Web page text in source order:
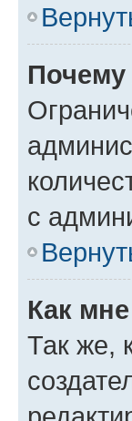
Почему
с
Как
Так же,